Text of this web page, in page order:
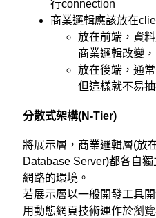
行connection
商業邏輯應該放在
放在前端，資
商業邏輯改變
放在後端，通
但這樣就不易
分散式架構(N-Tier)
將展示層，商業邏輯層(放
Database Server)都各自
網路的環境。
若展示層以一般開發工具
用動態網頁技術運作於瀏